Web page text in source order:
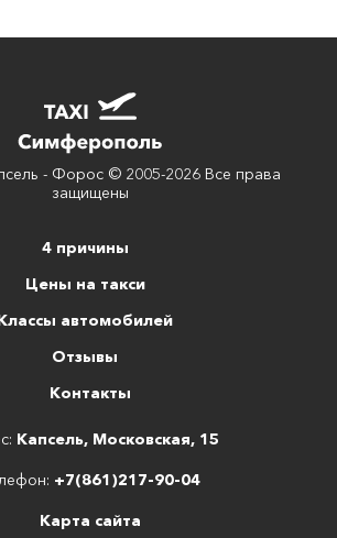
- Форос © 2005-2026 Все права
защищены
4 причины
Цены на такси
автомобилей
Отзывы
Контакты
Капсель, Московская, 15
+7(861)217-90-04
Карта сайта